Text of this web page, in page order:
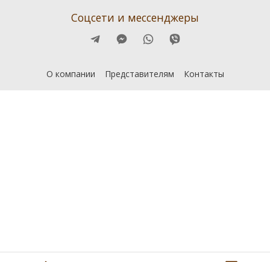
Соцсети и мессенджеры
О компании Представителям Контакты